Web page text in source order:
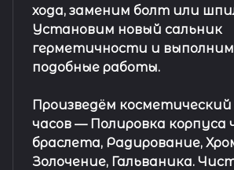
хода, заменим болт или
Установим новый сальник
герметичности и
подобные работы.
Произведём
часов — Полировка корпуса
браслета, Радирование,
Золочение, Гальваника.